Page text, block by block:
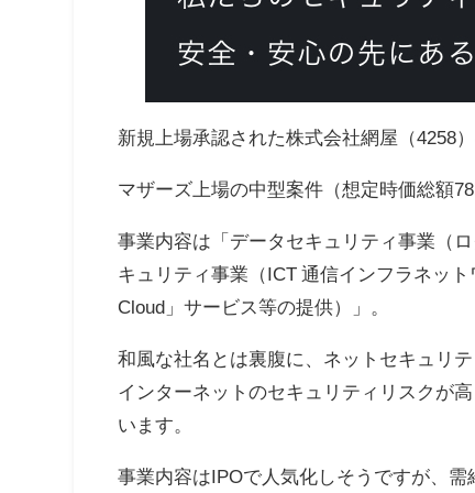
新規上場承認された株式会社網屋（4258）
マザーズ上場の中型案件（想定時価総額
事業内容は「データセキュリティ事業（
キュリティ事業（ICT 通信インフラネッ
Cloud」サービス等の提供）」。
和風な社名とは裏腹に、ネットセキュリ
インターネットのセキュリティリスクが
います。
事業内容はIPOで人気化しそうですが、需